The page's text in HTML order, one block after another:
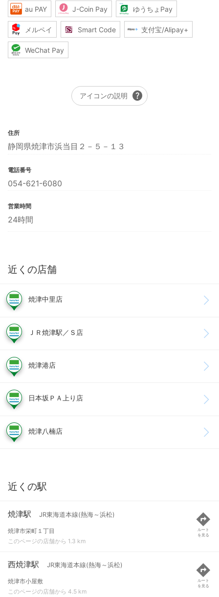
au PAY J-Coin Pay ゆうちょPay
メルペイ Smart Code 支付宝/Alipay+
WeChat Pay
アイコンの説明 help
住所
静岡県焼津市浜当目２－５－１３
電話番号
054-621-6080
営業時間
24時間
近くの店舗
焼津中里店
ＪＲ焼津駅／Ｓ店
焼津港店
日本坂ＰＡ上り店
焼津八楠店
近くの駅
焼津駅 JR東海道本線(熱海～浜松)
焼津市栄町１丁目
このページの店舗から 1.3 km
ルート
を見る
西焼津駅 JR東海道本線(熱海～浜松)
焼津市小屋敷
このページの店舗から 4.5 km
ルート
を見る